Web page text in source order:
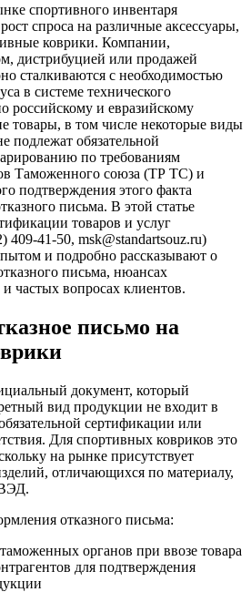
спортивного инвентаря
спроса на различные аксессуары,
коврики. Компании,
дистрибуцией или продажей
сталкиваются с необходимостью
в системе технического
российскому и евразийскому
товары, в том числе некоторые виды
подлежат обязательной
по требованиям
Таможенного союза (ТР ТС) и
подтверждения этого факта
письма. В этой статье
товаров и услуг
409-41-50, msk@standartsouz.ru)
и подробно рассказывают о
письма, нюансах
частых вопросах клиентов.
письмо на
документ, который
вид продукции не входит в
сертификации или
Для спортивных ковриков это
на рынке присутствует
отличающихся по материалу,
отказного письма:
органов при ввозе товара
для подтверждения